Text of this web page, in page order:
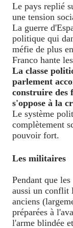
Le pays replié
une tension
La guerre
politique qui
méfie de plus
Franco hante
La classe
parlement
construire des
s'oppose à la
Le système
complètement
pouvoir fort.
Les militaires
Pendant que
aussi un conflit
anciens
préparées à
l'arme blindée